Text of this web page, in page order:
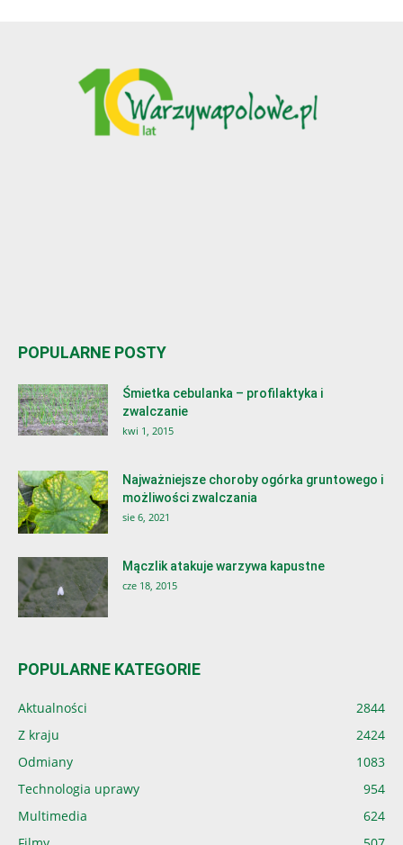
POPULARNE POSTY
Śmietka cebulanka – profilaktyka i
zwalczanie
kwi 1, 2015
Najważniejsze choroby ogórka gruntowego i
możliwości zwalczania
sie 6, 2021
Mączlik atakuje warzywa kapustne
cze 18, 2015
POPULARNE KATEGORIE
Aktualności
2844
Z kraju
2424
Odmiany
1083
Technologia uprawy
954
Multimedia
624